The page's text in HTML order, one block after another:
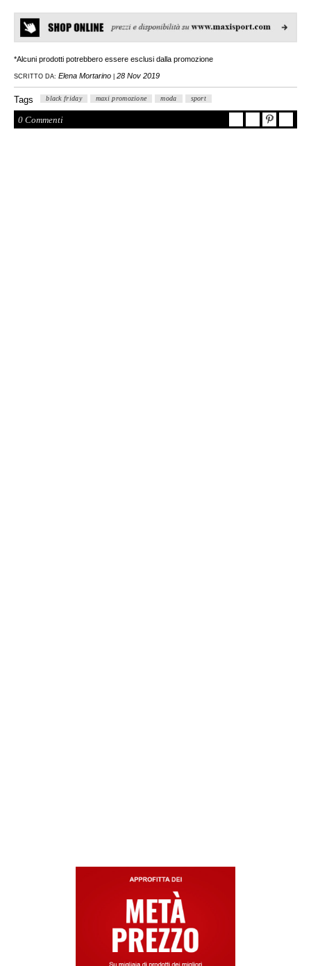
*Alcuni prodotti potrebbero essere esclusi dalla promozione
SCRITTO DA: Elena Mortarino 28 Nov 2019
Tags black friday maxi promozione moda sport
0 Commenti